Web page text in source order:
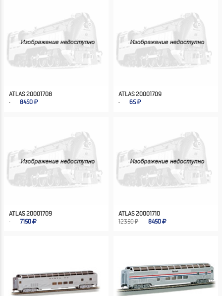
ATLAS 20001708
8450
ATLAS 20001709
65
ATLAS 20001709
7150
ATLAS 20001710
12350 ₽
8450